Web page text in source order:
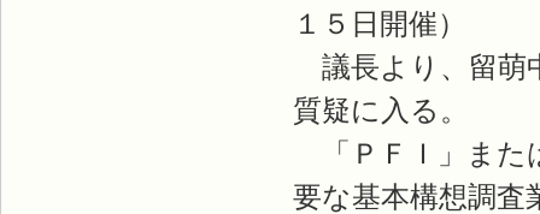
１５日開催）
議長より、留萌
質疑に入る。
「ＰＦＩ」また
要な基本構想調査